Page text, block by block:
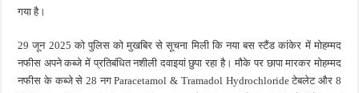
गया है।
29 जून 2025 को पुलिस को मुखबिर से सूचना मिली कि नया बस स्टैंड कांकेर में मोहम्मद
नफीस अपने कब्जे में प्रतिबंधित नशीली दवाइयां छुपा रहा है। मौके पर छापा मारकर मोहम्मद
नफीस के कब्जे से 28 नग Paracetamol & Tramadol Hydrochloride टेबलेट और 8